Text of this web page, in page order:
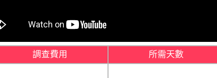
調查費用 所需天數